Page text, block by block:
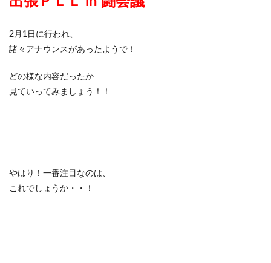
2月1日に行われ、
諸々アナウンスがあったようで！
どの様な内容だったか
見ていってみましょう！！
やはり！一番注目なのは、
これでしょうか・・！